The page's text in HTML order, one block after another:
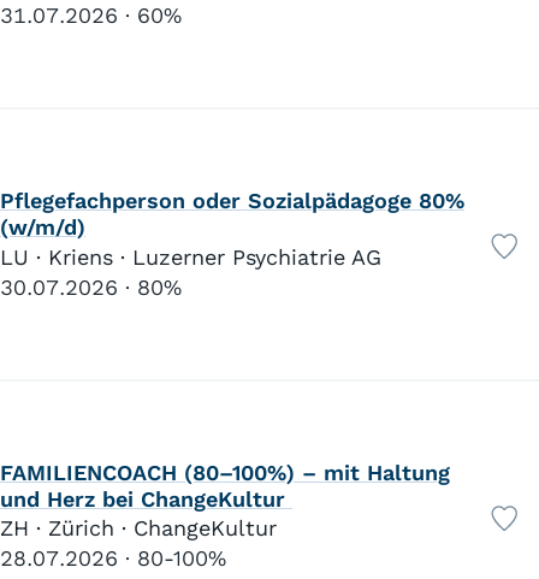
31.07.2026
60%
Pflegefachperson oder Sozialpädagoge 80%
(w/m/d)
LU · Kriens · Luzerner Psychiatrie AG
30.07.2026
80%
FAMILIENCOACH (80–100%) – mit Haltung
und Herz bei ChangeKultur
ZH · Zürich · ChangeKultur
28.07.2026
80-100%